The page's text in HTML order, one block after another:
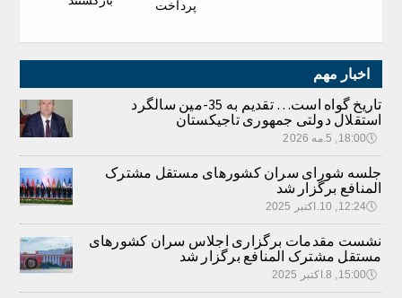
پرداخت
اخبار مهم
تاریخ گواه است… تقدیم به 35-مین سالگرد
استقلال دولتی جمهوری تاجیکستان
🕔18:00, 5.مه 2026
جلسه شورای سران کشورهای مستقل مشترک
المنافع برگزار شد
🕔12:24, 10.اکتبر 2025
نشست مقدمات برگزاری اجلاس سران کشورهای
مستقل مشترک المنافع برگزار شد
🕔15:00, 8.اکتبر 2025